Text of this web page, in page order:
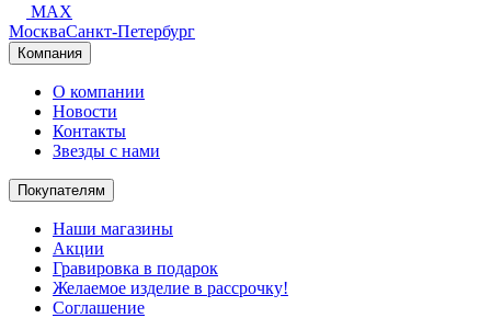
MAX
МоскваСанкт-Петербург
Компания
О компании
Новости
Контакты
Звезды с нами
Покупателям
Наши магазины
Акции
Гравировка в подарок
Желаемое изделие в рассрочку!
Соглашение